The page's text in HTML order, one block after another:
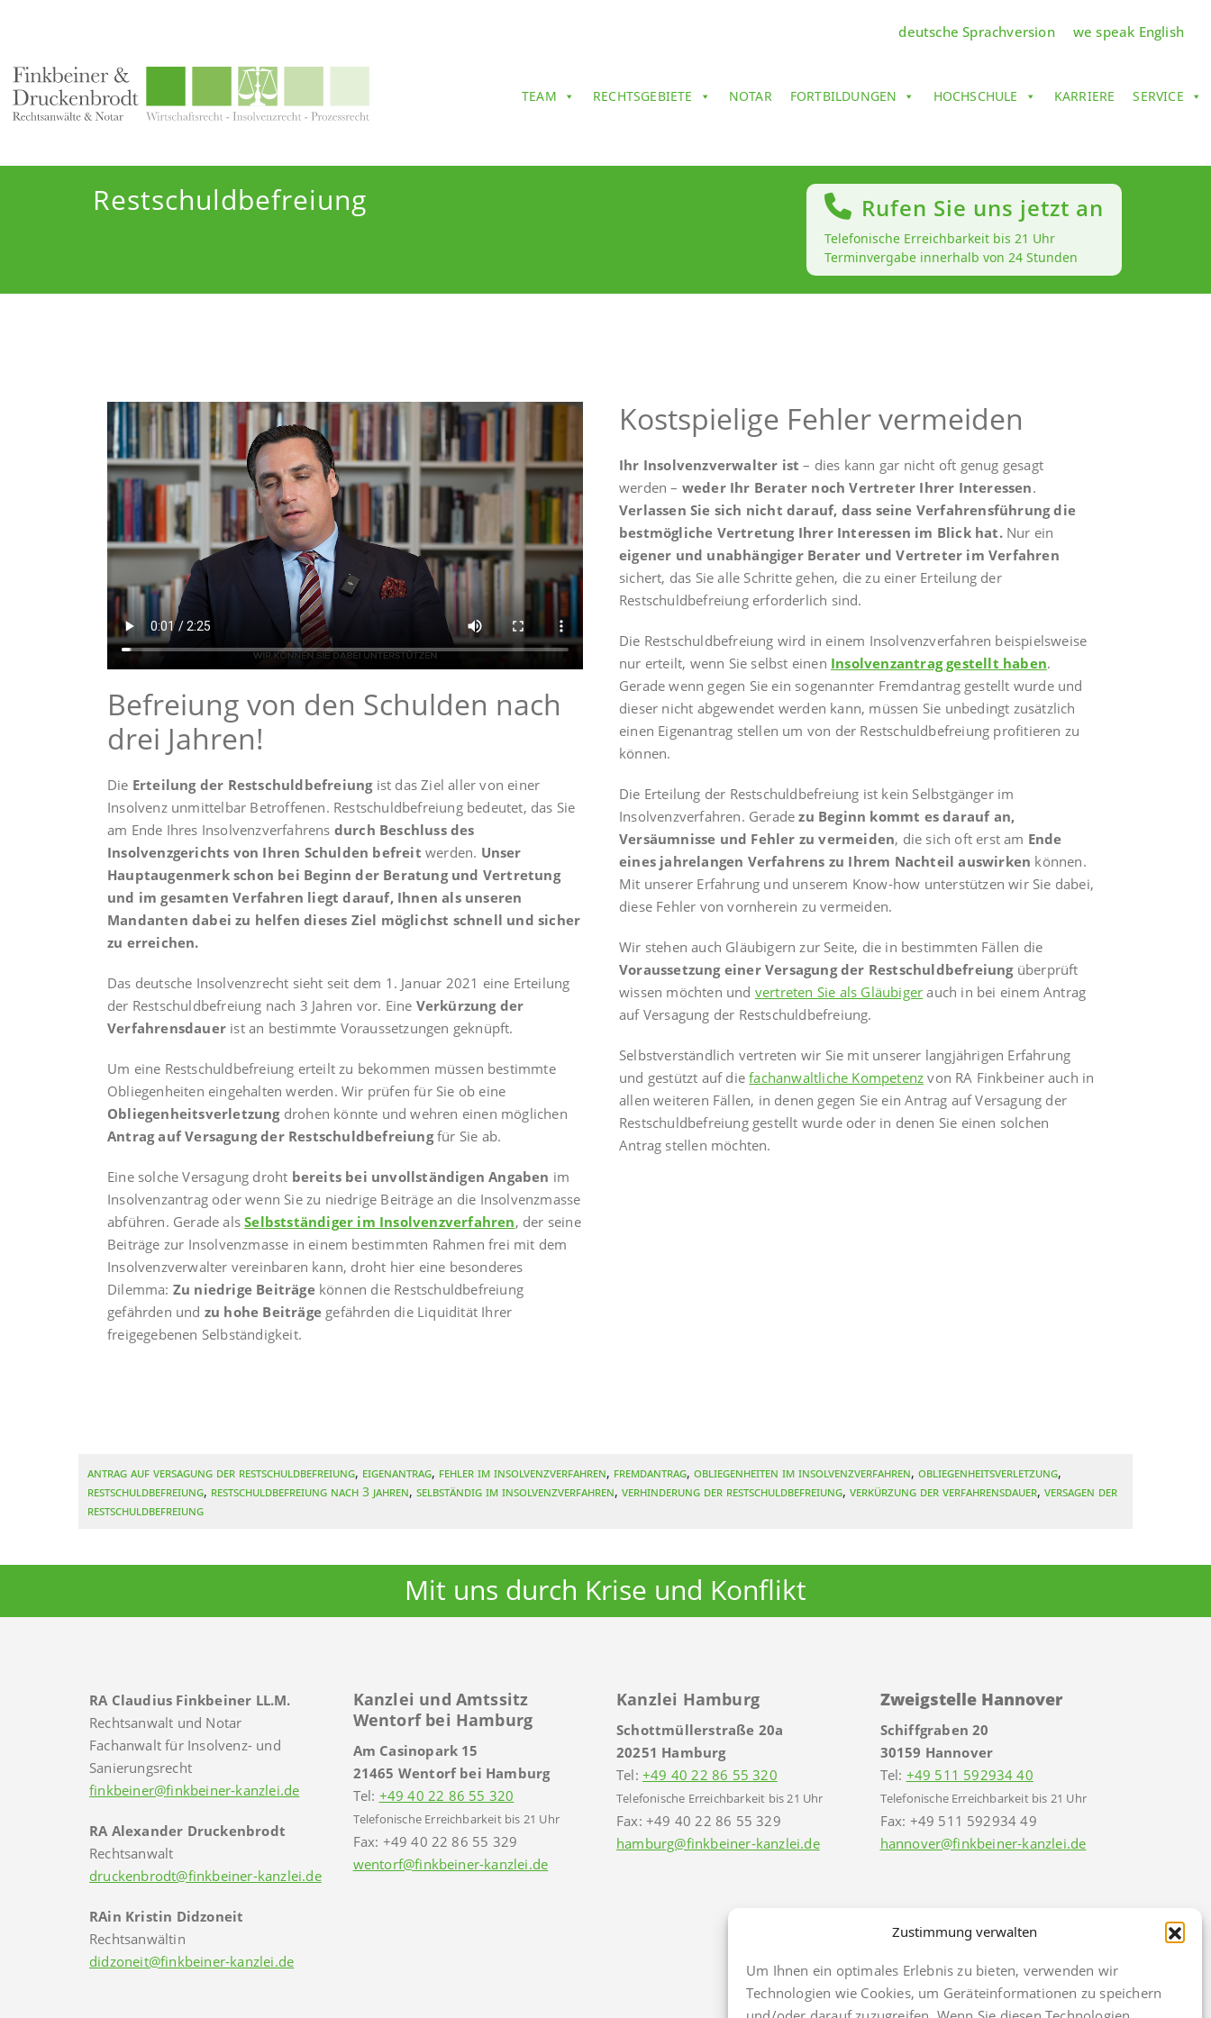
Zustimmung verwalten
Um Ihnen ein optimales Erlebnis zu bieten, verwenden wir
Technologien wie Cookies, um Geräteinformationen zu speichern
deutsche Sprachversion we speak English
TEAM RECHTSGEBIETE NOTAR FORTBILDUNGEN HOCHSCHULE KARRIERE SERVICE
Restschuldbefreiung Rufen Sie uns jetzt an
Telefonische Erreichbarkeit bis 21 Uhr
Terminvergabe innerhalb von 24 Stunden
Befreiung von den Schulden nach
drei Jahren!
Die Erteilung der Restschuldbefreiungist das Ziel aller von einer
Insolvenz unmittelbar Betroffenen. Restschuldbefreiung bedeutet, das Sie
am Ende Ihres Insolvenzverfahrens durch Beschluss des
Insolvenzgerichts von Ihren Schulden befreit werden. Unser
Hauptaugenmerk schon bei Beginn der Beratung und Vertretung
und im gesamten Verfahren liegt darauf, Ihnen als unseren
Mandanten dabei zu helfen dieses Ziel möglichst schnell und sicher
zu erreichen.
Das deutsche Insolvenzrecht sieht seit dem 1. Januar 2021 eine Erteilung
der Restschuldbefreiung nach 3 Jahren vor. Eine Verkürzung der
Verfahrensdauer ist an bestimmte Voraussetzungen geknüpft.
Um eine Restschuldbefreiung erteilt zu bekommen müssen bestimmte
Obliegenheiten eingehalten werden. Wir prüfen für Sie ob eine
Obliegenheitsverletzungdrohen könnte und wehren einen möglichen
Antrag auf Versagung der Restschuldbefreiungfür Sie ab.
Eine solche Versagung droht bereits bei unvollständigen Angaben im
Insolvenzantrag oder wenn Sie zu niedrige Beiträge an die Insolvenzmasse
abführen. Gerade alsSelbstständiger im Insolvenzverfahren, der seine
Beiträge zur Insolvenzmasse in einem bestimmten Rahmen frei mit dem
Insolvenzverwalter vereinbaren kann, droht hier eine besonderes
Dilemma: Zu niedrige Beiträgekönnen die Restschuldbefreiung
gefährden und zu hohe Beiträge gefährden die Liquidität Ihrer
freigegebenen Selbständigkeit.
Kostspielige Fehler vermeiden
Ihr Insolvenzverwalter ist – dies kann gar nicht oft genug gesagt
werden – weder Ihr Berater noch Vertreter Ihrer Interessen.
Verlassen Sie sich nicht darauf, dass seine Verfahrensführung die
bestmögliche Vertretung Ihrer Interessen im Blick hat.Nur ein
eigener und unabhängiger Berater und Vertreter im Verfahren
sichert, das Sie alle Schritte gehen, die zu einer Erteilung der
Restschuldbefreiung erforderlich sind.
Die Restschuldbefreiung wird in einem Insolvenzverfahren beispielsweise
nur erteilt, wenn Sie selbst einen Insolvenzantrag gestellt haben.
Gerade wenn gegen Sie ein sogenannter Fremdantrag gestellt wurde und
dieser nicht abgewendet werden kann, müssen Sie unbedingt zusätzlich
einen Eigenantrag stellen um von der Restschuldbefreiung profitieren zu
können.
Die Erteilung der Restschuldbefreiung ist kein Selbstgänger im
Insolvenzverfahren. Geradezu Beginn kommt es darauf an,
Versäumnisse und Fehler zu vermeiden, die sich oft erst am Ende
eines jahrelangen Verfahrens zu Ihrem Nachteil auswirken können.
Mit unserer Erfahrung und unserem Know-how unterstützen wir Sie dabei,
diese Fehler von vornherein zu vermeiden.
Wir stehen auch Gläubigern zur Seite, die in bestimmten Fällen die
Voraussetzung einer Versagung der Restschuldbefreiungüberprüft
wissen möchten und vertreten Sie als Gläubiger auch in bei einem Antrag
auf Versagung der Restschuldbefreiung.
Selbstverständlich vertreten wir Sie mit unserer langjährigen Erfahrung
und gestützt auf diefachanwaltliche Kompetenz von RA Finkbeiner auch in
allen weiteren Fällen, in denen gegen Sie ein Antrag auf Versagung der
Restschuldbefreiung gestellt wurde oder in denen Sie einen solchen
Antrag stellen möchten.
Antrag auf Versagung der Restschuldbefreiung, Eigenantrag, Fehler im Insolvenzverfahren, Fremdantrag, Obliegenheiten im Insolvenzverfahren, Obliegenheitsverletzung,
Restschuldbefreiung, Restschuldbefreiung nach 3 Jahren, Selbständig im Insolvenzverfahren, Verhinderung der Restschuldbefreiung, Verkürzung der Verfahrensdauer, Versagen der
Restschuldbefreiung
Mit uns durch Krise und Konflikt
RA Claudius Finkbeiner LL.M.
Rechtsanwalt und Notar
Fachanwalt für Insolvenz- und
Sanierungsrecht
finkbeiner@finkbeiner-kanzlei.de
RA Alexander Druckenbrodt
Rechtsanwalt
druckenbrodt@finkbeiner-kanzlei.de
RAin Kristin Didzoneit
Rechtsanwältin
didzoneit@finkbeiner-kanzlei.de
Kanzlei und Amtssitz
Wentorf bei Hamburg
Am Casinopark 15
21465 Wentorf bei Hamburg
Tel: +49 40 22 86 55 320
Telefonische Erreichbarkeit bis 21 Uhr
Fax: +49 40 22 86 55 329
wentorf@finkbeiner-kanzlei.de
Kanzlei Hamburg
Schottmüllerstraße 20a
20251 Hamburg
Tel: +49 40 22 86 55 320
Telefonische Erreichbarkeit bis 21 Uhr
Fax: +49 40 22 86 55 329
hamburg@finkbeiner-kanzlei.de
Zweigstelle Hannover
Schiffgraben 20
30159 Hannover
Tel: +49 511 592934 40
Telefonische Erreichbarkeit bis 21 Uhr
Fax: +49 511 592934 49
hannover@finkbeiner-kanzlei.de